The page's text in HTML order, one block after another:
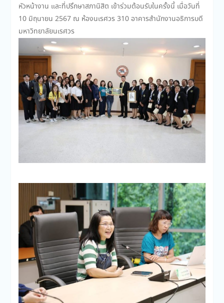
หัวหน้างาน และที่ปรึกษาสภานิสิต เข้าร่วมต้อนรับในครั้งนี้ เมื่อวันที่
10 มิถุนายน 2567 ณ ห้องนเรศวร 310 อาคารสำนักงานอธิการบดี
มหาวิทยาลัยนเรศวร